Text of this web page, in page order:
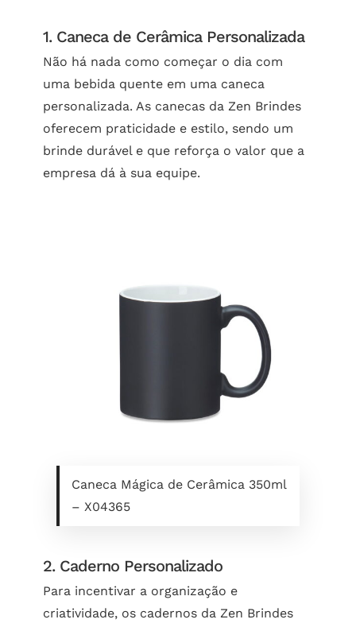
1. Caneca de Cerâmica Personalizada
Não há nada como começar o dia com
uma bebida quente em uma caneca
personalizada. As canecas da Zen Brindes
oferecem praticidade e estilo, sendo um
brinde durável e que reforça o valor que a
empresa dá à sua equipe.
Caneca Mágica de Cerâmica 350ml
– X04365
2. Caderno Personalizado
Para incentivar a organização e
criatividade, os cadernos da Zen Brindes